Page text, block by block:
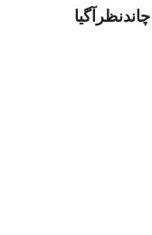
چاندنظرآگیا